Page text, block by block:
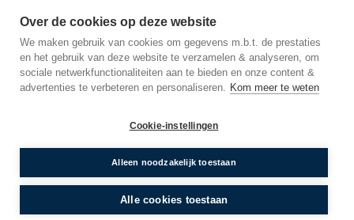
Sprache:DEENNL
Allgemeine GeschäftsbedingungenImpressum
DatenschutzerklärungWWFTDisclaimerCookie-Erklärung
Over de cookies op deze website
We maken gebruik van cookies om gegevens m.b.t. de prestaties
en het gebruik van deze website te verzamelen & analyseren, om
sociale netwerkfunctionaliteiten aan te bieden en onze content &
advertenties te verbeteren en personaliseren. Kom meer te weten
Cookie-instellingen
Alleen noodzakelijk toestaan
Alle cookies toestaan